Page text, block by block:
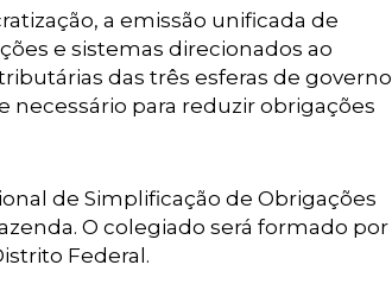
a emissão unificada de
e sistemas direcionados ao
das três esferas de governo
necessário para reduzir obrigações
de Simplificação de Obrigações
O colegiado será formado por
Federal.